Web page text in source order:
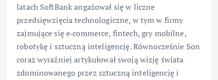
latach SoftBank angażował się w liczne
przedsięwzięcia technologiczne, w tym w firmy
zajmujące się e‑commerce, fintech, gry mobilne,
robotykę i sztuczną inteligencję. Równocześnie Son
coraz wyraźniej artykułował swoją wizję świata
zdominowanego przez sztuczną inteligencję i